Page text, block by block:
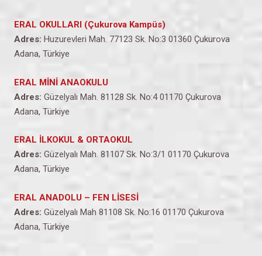
ERAL OKULLARI (Çukurova Kampüs)
Adres: Huzurevleri Mah. 77123 Sk. No:3 01360 Çukurova
Adana, Türkiye
ERAL MİNİ ANAOKULU
Adres: Güzelyalı Mah. 81128 Sk. No:4 01170 Çukurova
Adana, Türkiye
ERAL İLKOKUL & ORTAOKUL
Adres: Güzelyalı Mah. 81107 Sk. No:3/1 01170 Çukurova
Adana, Türkiye
ERAL ANADOLU – FEN LİSESİ
Adres: Güzelyalı Mah 81108 Sk. No:16 01170 Çukurova
Adana, Türkiye